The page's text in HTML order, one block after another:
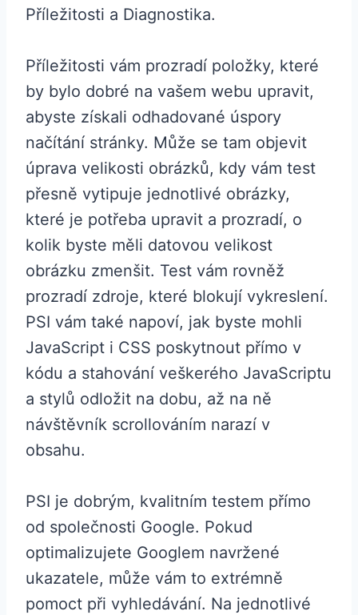
Příležitosti a Diagnostika.
Příležitosti vám prozradí položky, které
by bylo dobré na vašem webu upravit,
abyste získali odhadované úspory
načítání stránky. Může se tam objevit
úprava velikosti obrázků, kdy vám test
přesně vytipuje jednotlivé obrázky,
které je potřeba upravit a prozradí, o
kolik byste měli datovou velikost
obrázku zmenšit. Test vám rovněž
prozradí zdroje, které blokují vykreslení.
PSI vám také napoví, jak byste mohli
JavaScript i CSS poskytnout přímo v
kódu a stahování veškerého JavaScriptu
a stylů odložit na dobu, až na ně
návštěvník scrollováním narazí v
obsahu.
PSI je dobrým, kvalitním testem přímo
od společnosti Google. Pokud
optimalizujete Googlem navržené
ukazatele, může vám to extrémně
pomoct při vyhledávání. Na jednotlivé